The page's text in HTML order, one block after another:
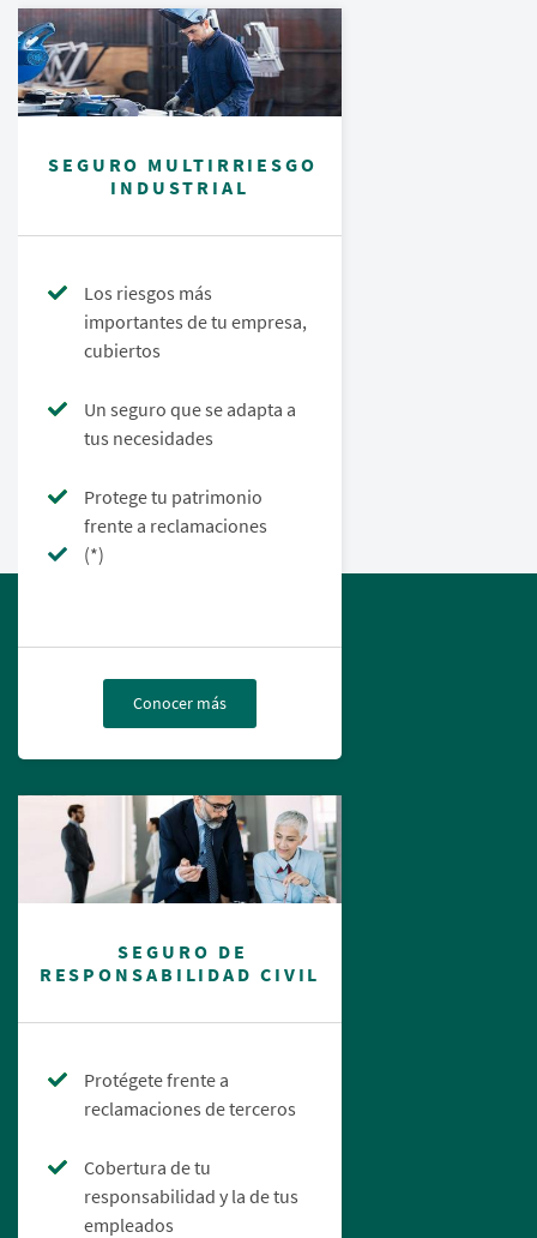
SEGURO MULTIRRIESGO
INDUSTRIAL
Los riesgos más
importantes de tu empresa,
cubiertos
Un seguro que se adapta a
tus necesidades
Protege tu patrimonio
frente a reclamaciones
(*)
Conocer más
SEGURO DE
RESPONSABILIDAD CIVIL
Protégete frente a
reclamaciones de terceros
Cobertura de tu
responsabilidad y la de tus
empleados